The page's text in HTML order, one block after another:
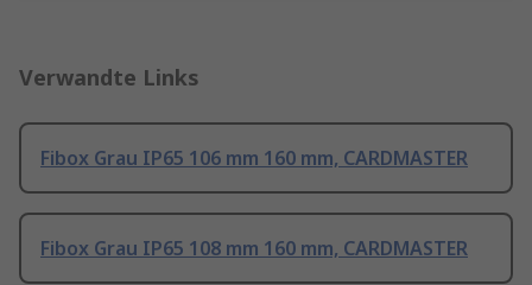
Verwandte Links
Fibox Grau IP65 106 mm 160 mm, CARDMASTER
Fibox Grau IP65 108 mm 160 mm, CARDMASTER